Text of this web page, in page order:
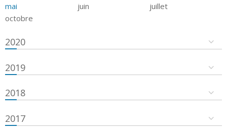
mai
juin
juillet
octobre
2020
2019
2018
2017